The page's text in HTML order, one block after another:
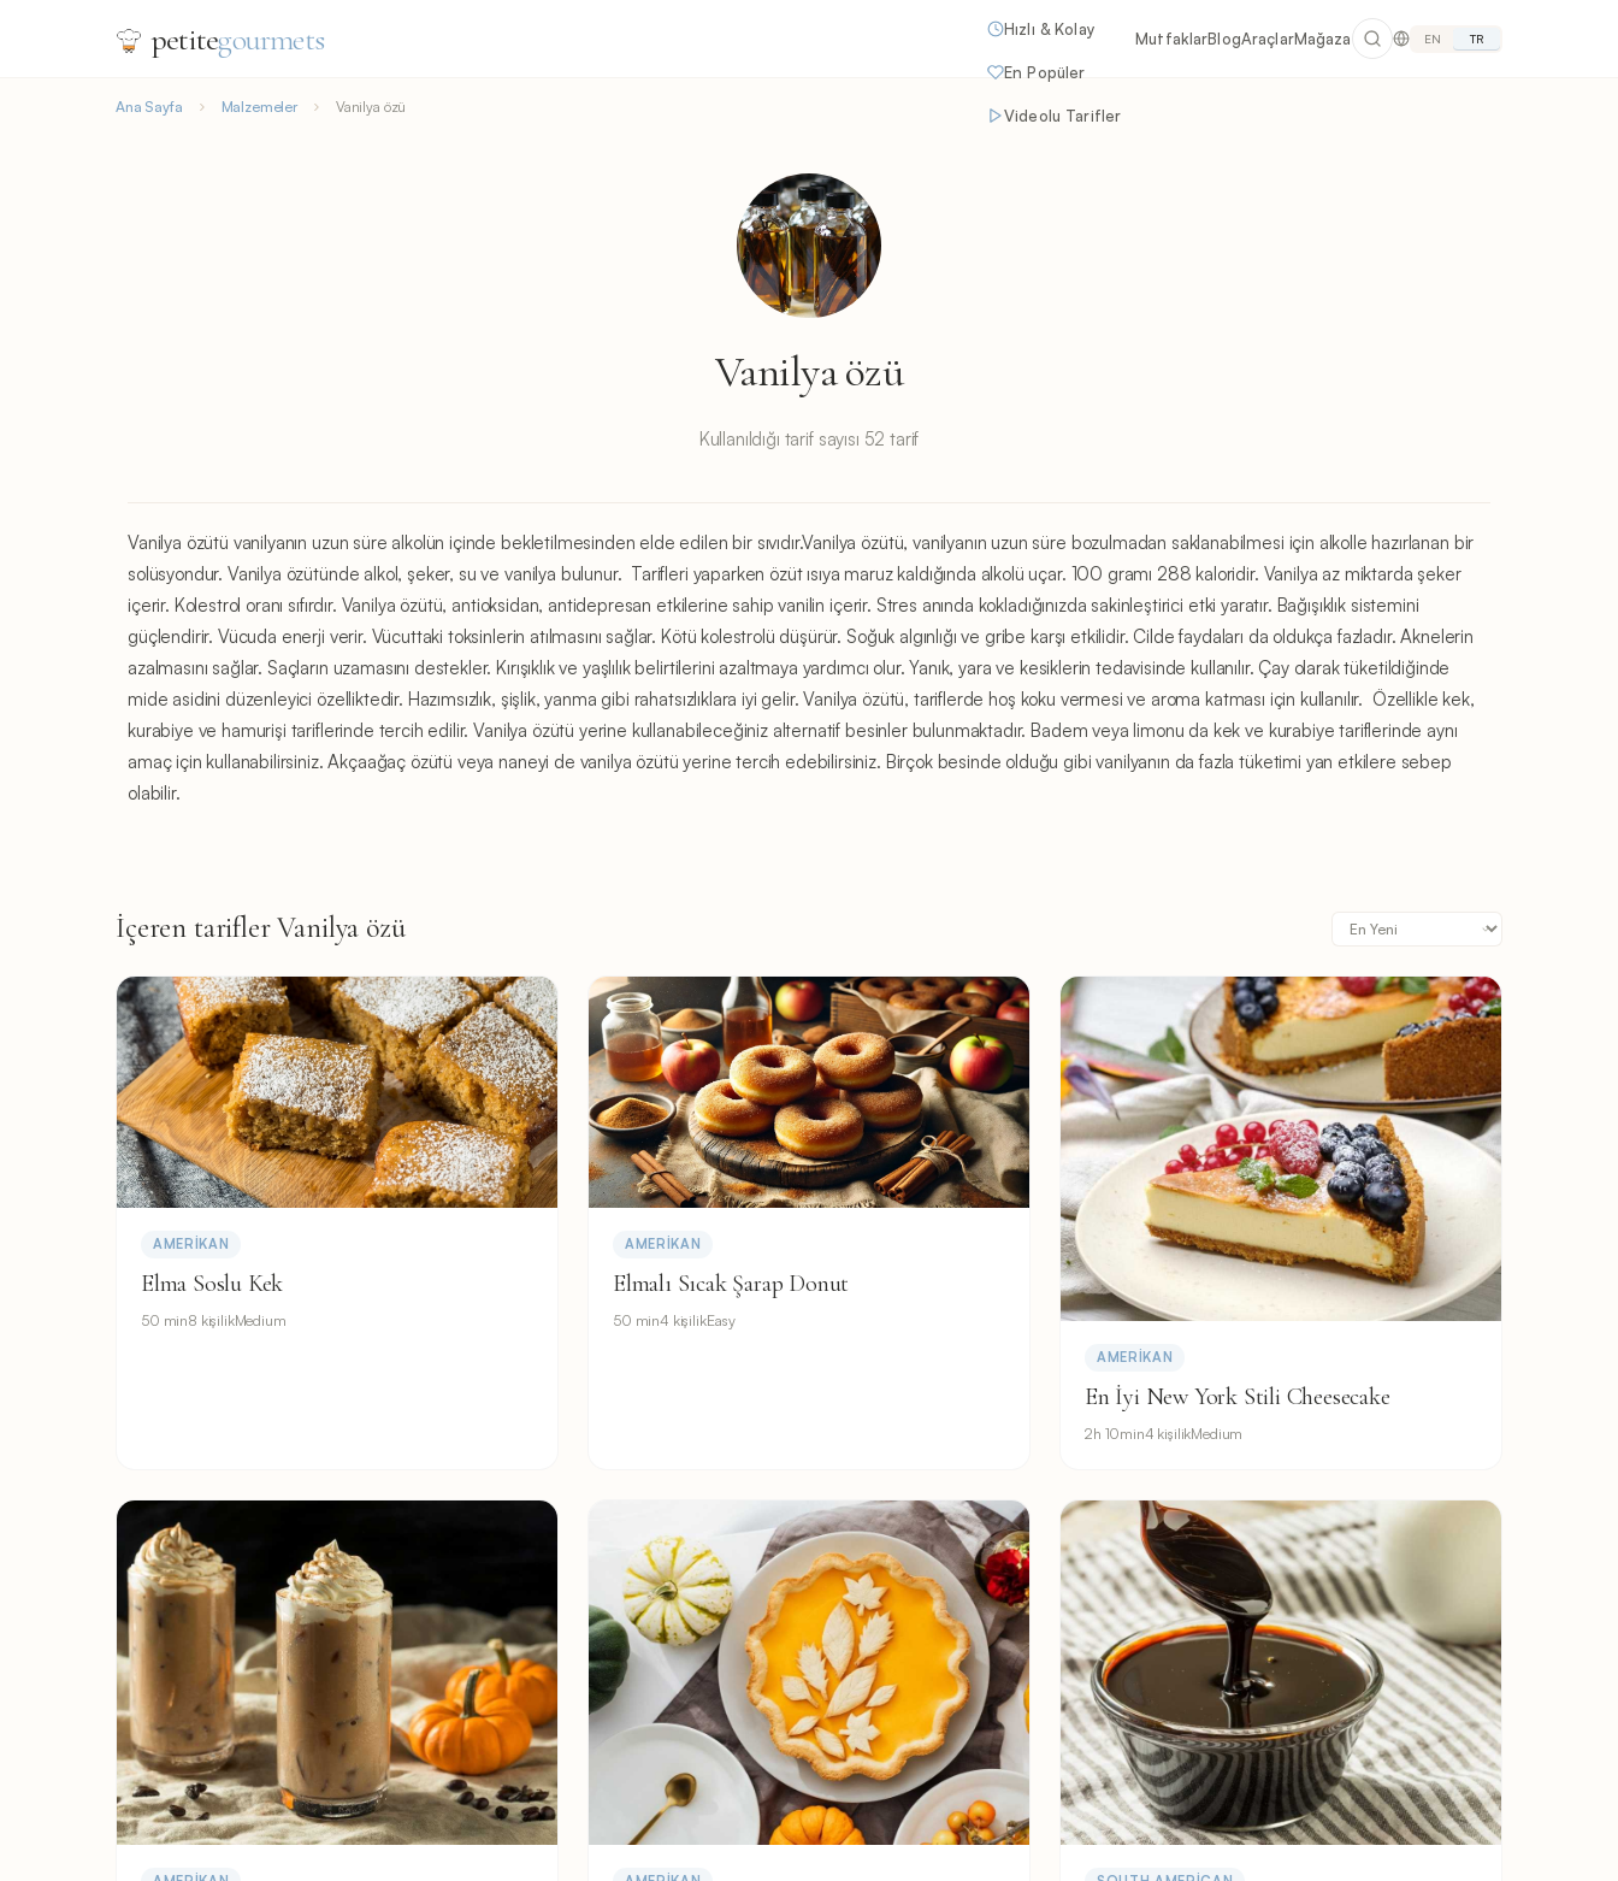
petitegourmets Hızlı & Kolay
En Popüler
Videolu Tarifler
MutfaklarBlogAraçlarMağaza EN TR
Ana Sayfa Malzemeler Vanilya özü
Vanilya özü
Kullanıldığı tarif sayısı 52 tarif
Vanilya özütü vanilyanın uzun süre alkolün içinde bekletilmesinden elde edilen bir sıvıdır.Vanilya özütü, vanilyanın uzun süre bozulmadan saklanabilmesi için alkolle hazırlanan bir
solüsyondur. Vanilya özütünde alkol, şeker, su ve vanilya bulunur. Tarifleri yaparken özüt ısıya maruz kaldığında alkolü uçar. 100 gramı 288 kaloridir. Vanilya az miktarda şeker
içerir. Kolestrol oranı sıfırdır. Vanilya özütü, antioksidan, antidepresan etkilerine sahip vanilin içerir. Stres anında kokladığınızda sakinleştirici etki yaratır. Bağışıklık sistemini
güçlendirir. Vücuda enerji verir. Vücuttaki toksinlerin atılmasını sağlar. Kötü kolestrolü düşürür. Soğuk algınlığı ve gribe karşı etkilidir. Cilde faydaları da oldukça fazladır. Aknelerin
azalmasını sağlar. Saçların uzamasını destekler. Kırışıklık ve yaşlılık belirtilerini azaltmaya yardımcı olur. Yanık, yara ve kesiklerin tedavisinde kullanılır. Çay olarak tüketildiğinde
mide asidini düzenleyici özelliktedir. Hazımsızlık, şişlik, yanma gibi rahatsızlıklara iyi gelir. Vanilya özütü, tariflerde hoş koku vermesi ve aroma katması için kullanılır. Özellikle kek,
kurabiye ve hamurişi tariflerinde tercih edilir. Vanilya özütü yerine kullanabileceğiniz alternatif besinler bulunmaktadır. Badem veya limonu da kek ve kurabiye tariflerinde aynı
amaç için kullanabilirsiniz. Akçaağaç özütü veya naneyi de vanilya özütü yerine tercih edebilirsiniz. Birçok besinde olduğu gibi vanilyanın da fazla tüketimi yan etkilere sebep
olabilir.
İçeren tarifler Vanilya özü
AMERIKAN
Elma Soslu Kek
50 min8 kişilikMedium
AMERIKAN
Elmalı Sıcak Şarap Donut
50 min4 kişilikEasy
AMERIKAN
En İyi New York Stili Cheesecake
2h 10min4 kişilikMedium